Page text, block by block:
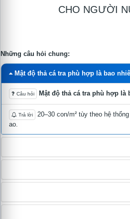
CHO NGƯỜI
Những câu hỏi chung:
Mật độ thả cá tra phù hợp là bao
Câu hỏi Mật độ thả cá tra phù hợp là
Trả lời
20–30 con/m² tùy theo hệ
ao.